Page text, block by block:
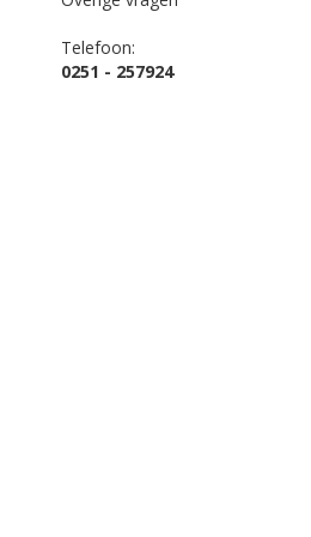
Telefoon:
0251 - 257924